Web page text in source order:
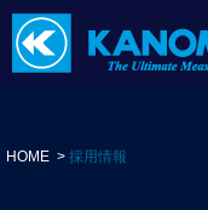
HOME 採用情報